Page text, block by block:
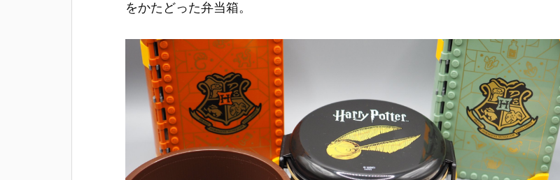
をかたどった弁当箱。